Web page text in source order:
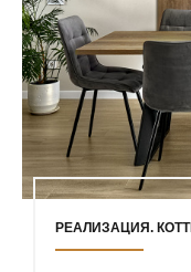
РЕАЛИЗАЦИЯ.